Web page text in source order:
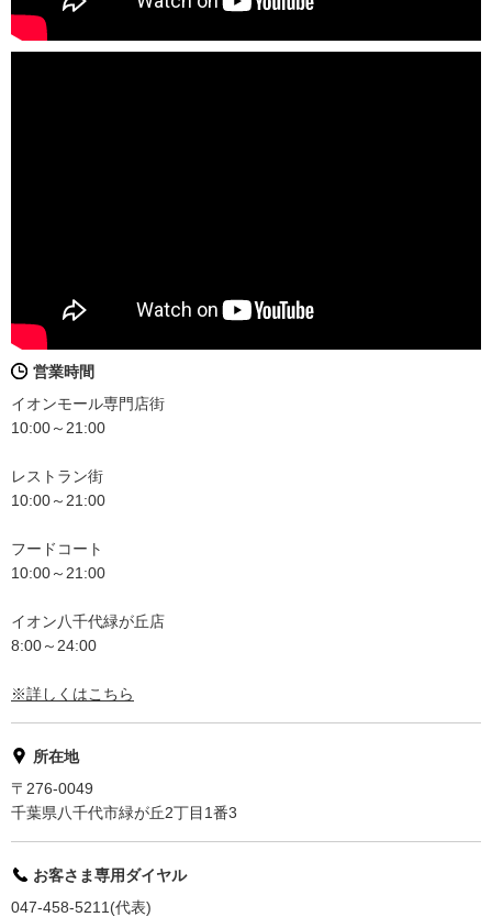
営業時間
イオンモール専門店街
10:00～21:00
レストラン街
10:00～21:00
フードコート
10:00～21:00
イオン八千代緑が丘店
8:00～24:00
※詳しくはこちら
所在地
〒276-0049
千葉県八千代市緑が丘2丁目1番3
お客さま専用ダイヤル
047-458-5211(代表)